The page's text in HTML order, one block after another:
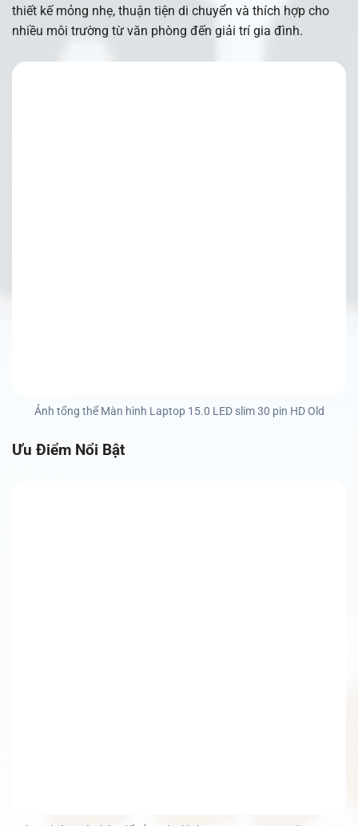
thiết kế mỏng nhẹ, thuận tiện di chuyển và thích hợp cho
nhiều môi trường từ văn phòng đến giải trí gia đình.
Ảnh tổng thể Màn hình Laptop 15.0 LED slim 30 pin HD Old
Ưu Điểm Nổi Bật